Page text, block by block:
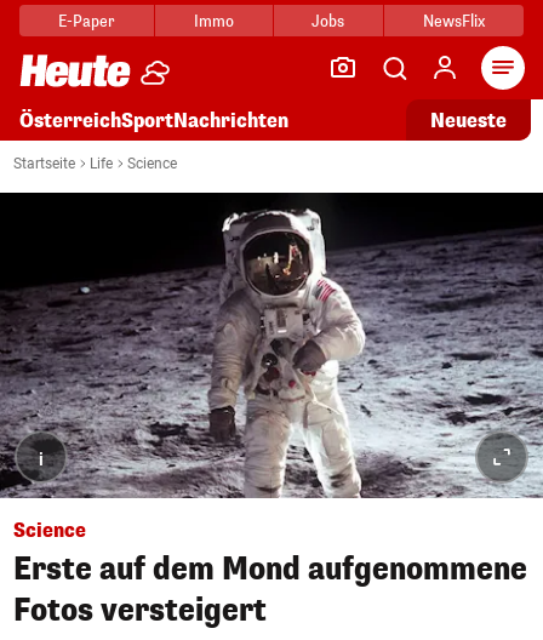
E-Paper Immo Jobs NewsFlix
ÖsterreichSportNachrichten Neueste
Startseite Life Science
i
Science
Erste auf dem Mond aufgenommene
Fotos versteigert